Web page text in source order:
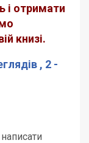
і отримати
книзі.
, 2 -